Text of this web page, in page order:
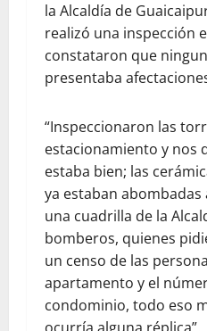
la Alcaldía de
realizó una inspección
constataron que
presentaba
“Inspeccionaron las
estacionamiento y nos
estaba bien; las
ya estaban
una cuadrilla de la
bomberos, quienes
un censo de las
apartamento y el
condominio, todo eso